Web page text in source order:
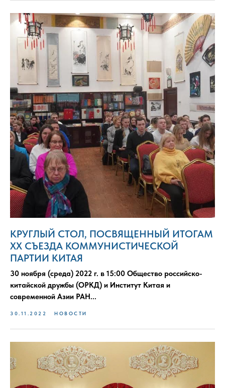
КРУГЛЫЙ СТОЛ, ПОСВЯЩЕННЫЙ ИТОГАМ
XX СЪЕЗДА КОММУНИСТИЧЕСКОЙ
ПАРТИИ КИТАЯ
30 ноября (среда) 2022 г. в 15:00 Общество российско-
китайской дружбы (ОРКД) и Институт Китая и
современной Азии РАН...
30.11.2022 НОВОСТИ